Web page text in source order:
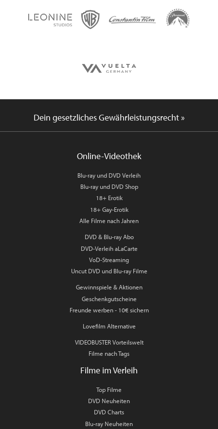
Dein gesetzliches Gewährleistungsrecht »
Online-Videothek
Blu-ray und DVD Verleih
Blu-ray und DVD Shop
18+ Erotik
18+ Gay-Erotik
Alle Filme nach Jahren
DVD & Blu-ray Abo
DVD-Verleih aLaCarte
VoD-Streaming
Uncut DVD und Blu-ray Filme
Gewinnspiele & Aktionen
Geschenkgutscheine
Freunde werben - 10€ sichern
Lovefilm Alternative
VIDEOBUSTER Vorteilswelt
Filme nach Tags
Filme im Verleih
Top Filme
DVD Neuheiten
DVD Charts
Blu-ray Neuheiten